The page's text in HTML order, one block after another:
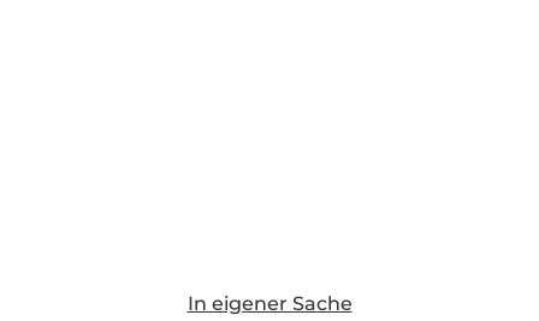
In eigener Sache